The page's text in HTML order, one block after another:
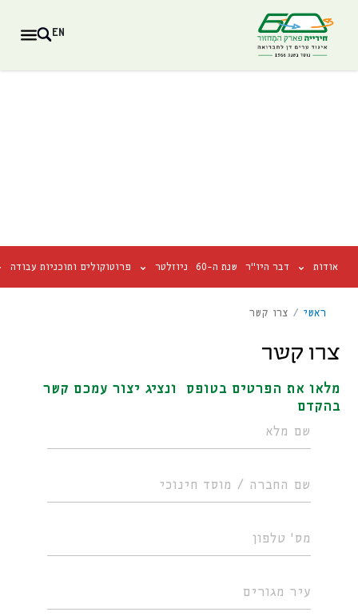
EN
אודות דבר היו"ר שנת ה-60 ניוזלטר פרוטוקולים ותוכניות עבודה
ראשי / צרו קשר
צרו קשר
מלאו את הפרטים בטופס ונציג יצור עמכם קשר
בהקדם